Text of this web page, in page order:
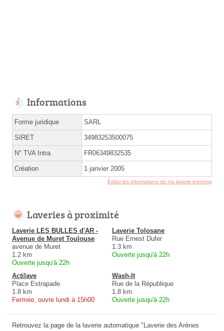
Informations
Forme juridique SARL
SIRET 34983253500075
N° TVA Intra. FR06349832535
Création 1 janvier 2005
Éditer les informations de ma laverie pressing
Laveries à proximité
Laverie LES BULLES d'AR -
Avenue de Muret Toulouse
avenue de Muret
1.2 km
Ouverte jusqu'à 22h
Laverie Tolosane
Rue Ernest Dufer
1.3 km
Ouverte jusqu'à 22h
Actilave
Place Estrapade
1.8 km
Fermée, ouvre lundi à 15h00
Wash-It
Rue de la République
1.8 km
Ouverte jusqu'à 22h
Retrouvez la page de la laverie automatique "Laverie des Arènes